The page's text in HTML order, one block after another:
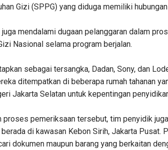
Gizi (SPPG) yang diduga memiliki
mendalami dugaan pelanggaran dalam
Nasional selama program berjalan.
sebagai tersangka, Dadan, Sony, dan
ditempatkan di beberapa rumah tahanan
Jakarta Selatan untuk kepentingan
proses pemeriksaan tersebut, tim penyidik
di kawasan Kebon Sirih, Jakarta Pusat.
dokumen maupun barang yang berkaitan